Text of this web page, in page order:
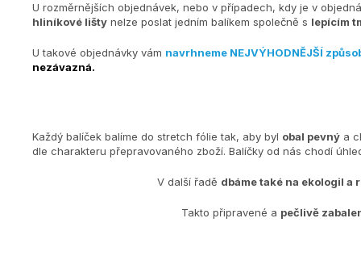
U rozměrnějších objednávek, nebo v případech, kdy je v
hliníkové lišty nelze poslat jedním balíkem společně s lepícím
U takové objednávky vám navrhneme NEJVÝHODNĚJŠÍ
nezávazná.
Každý balíček balíme do stretch fólie tak, aby byl obal pevný a
dle charakteru přepravovaného zboží. Balíčky od nás chodí
V další řadě dbáme také na ekologiI a
Takto připravené a pečlivě